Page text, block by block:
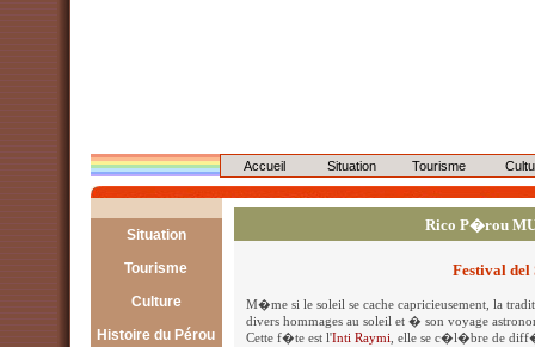
Accueil Situation Tourisme
Situation
Géographie
Démographie
Tourisme
Lima
Arequipa
Culture
Tradition
Histoire du Pérou
Rico P�rou
Festival del
M�me si le soleil se cache capricieusement, la
divers hommages au soleil et � son voyage
Cette f�te est l'Inti Raymi, elle se c�l�bre de